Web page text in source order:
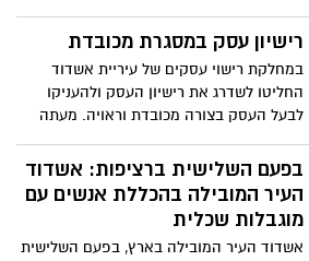
המעודד צעירים יהודים להגיע לישראל לשהות
של עד שנה אחת. היה זה שיא של מבקרים
נצברו ימי השהות לכמיליון ימי התנדבות!!!! גם
רישיון עסק במסגרת מכובדת
במחלקת רישוי עסקים של עיריית אשדוד
החליטו לשדרג את רישיון העסק ולהעניקו
לבעל העסק בצורה מכובדת וראויה. מעתה
העסק לתלות במקום בולט כפי שמתחייב
בפעם השלישית ברציפות: אשדוד
העיר המובילה בהכללת אנשים עם
מוגבלות שכלית
אשדוד העיר המובילה בארץ, בפעם השלישית